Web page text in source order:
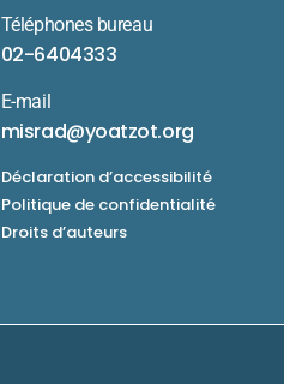
Téléphones bureau
02-6404333
E-mail
misrad@yoatzot.org
Déclaration d’accessibilité
Politique de confidentialité
Droits d’auteurs